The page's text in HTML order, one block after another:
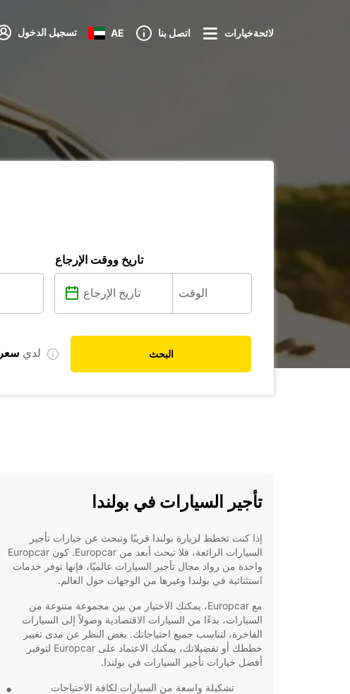
تسجيل الدخول AE اتصل بنا لائحةخيارات
تاريخ ووقت الإرجاع
لدي البحث
تأجير السيارات في بولندا
إذا كنت تخطط لزيارة بولندا قريبًا وتبحث عن خيارات تأجير
السيارات الرائعة، فلا تبحث أبعد من Europcar. كون Europcar
واحدة من رواد مجال تأجير السيارات عالميًا، فإنها توفر خدمات
استثنائية في بولندا وغيرها من الوجهات حول العالم.
مع Europcar، يمكنك الاختيار من بين مجموعة متنوعة من
السيارات، بدءًا من السيارات الاقتصادية وصولاً إلى السيارات
الفاخرة، لتناسب جميع احتياجاتك. بغض النظر عن مدى تغيير
خططك أو تفضيلاتك، يمكنك الاعتماد على Europcar لتوفير
أفضل خيارات تأجير السيارات في بولندا.
تشكيلة واسعة من السيارات لكافة الاحتياجات